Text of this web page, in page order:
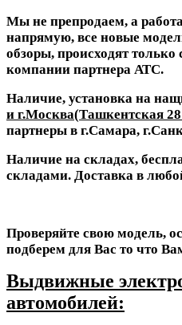
Мы не препродаем, а
напрямую, все новые
обзоры, происходят
компании партнера АТС.
Наличие, установка на
и г.Москва(Ташкентская 28
партнеры в г.Самара,
Наличие на складах,
складами. Доставка в
Проверяйте свою модель,
подберем для Вас то что
Выдвижные
автомобилей: